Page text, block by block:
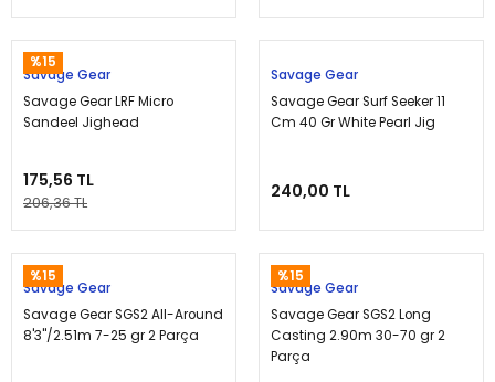
%15
Savage Gear
Savage Gear LRF Micro
Sandeel Jighead
175,56 TL
206,36 TL
Savage Gear
Savage Gear Surf Seeker 11
Cm 40 Gr White Pearl Jig
240,00 TL
%15
Savage Gear
Savage Gear SGS2 All-Around
8'3''/2.51m 7-25 gr 2 Parça
%15
Savage Gear
Savage Gear SGS2 Long
Casting 2.90m 30-70 gr 2
Parça